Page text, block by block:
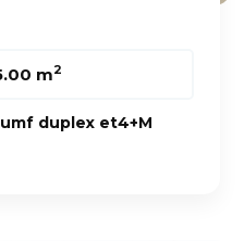
m2
duplex et4+M